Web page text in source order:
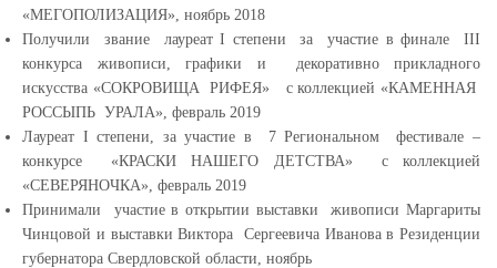
«МЕГОПОЛИЗАЦИЯ», ноябрь 2018
Получили звание лауреатI степени за участие в финалеIII
конкурса живописи, графики и декоративно прикладного
искусства «СОКРОВИЩА РИФЕЯ» с коллекцией «КАМЕННАЯ
РОССЫПЬ УРАЛА», февраль 2019
Лауреат I степени, за участие в 7 Региональном фестивале –
конкурсе «КРАСКИ НАШЕГО ДЕТСТВА» с коллекцией
«СЕВЕРЯНОЧКА», февраль 2019
Принимали участие в открытии выставки живописи Маргариты
Чинцовой и выставки Виктора Сергеевича Иванова в Резиденции
губернатора Свердловской области, ноябрь